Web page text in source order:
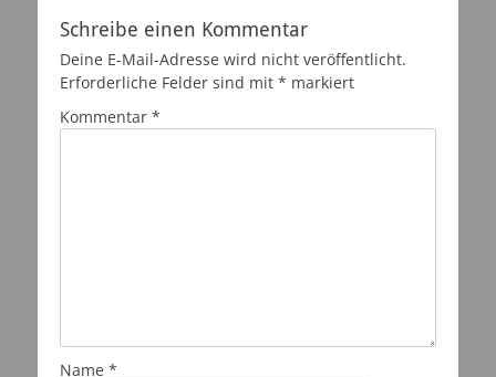
Schreibe einen Kommentar
Deine E-Mail-Adresse wird nicht veröffentlicht.
Erforderliche Felder sind mit * markiert
Kommentar *
Name *